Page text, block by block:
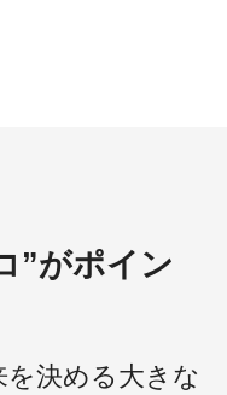
”がポイン
決める大きな